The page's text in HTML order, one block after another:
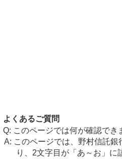
よくあるご質問
このページでは何が確認でき
このページでは、野村信託銀
り、2文字目が「あ～お」に